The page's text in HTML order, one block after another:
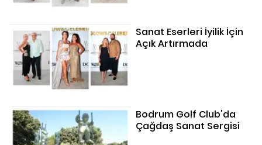
Sanat Eserleri İyilik İçin
Açık Artırmada
Bodrum Golf Club'da
Çağdaş Sanat Sergisi